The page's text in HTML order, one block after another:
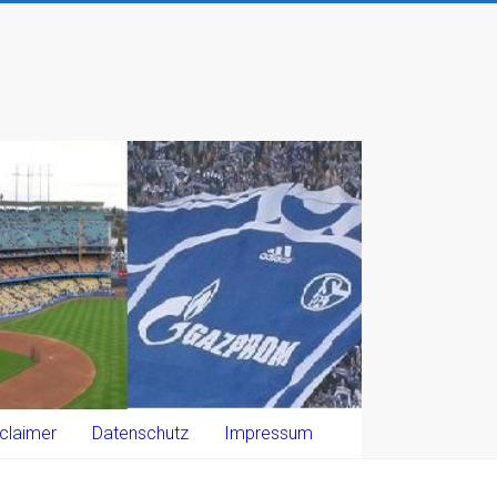
Datenschutz Impressum